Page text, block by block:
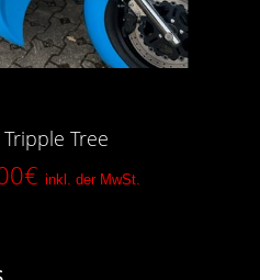
Tree
€ inkl. der MwSt.